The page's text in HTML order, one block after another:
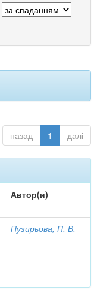
назад 1 далі
Автор(и)
Пузирьова, П. В.